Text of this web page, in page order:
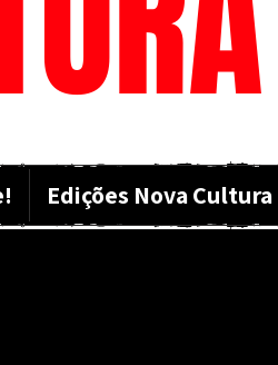
Edições Nova Cultura